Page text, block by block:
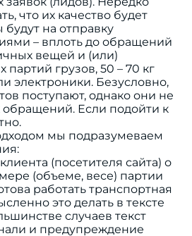
что их качество будет
на отправку
– вплоть до обращений
вещей и (или)
партий грузов, 50 – 70 кг
электроники. Безусловно,
поступают, однако они не
обращений. Если подойти к
мы подразумеваем
(посетителя сайта) о
(объеме, весе) партии
работать транспортная
это делать в тексте
случаев текст
и предупреждение